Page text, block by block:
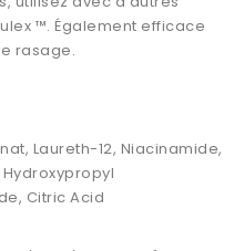
™. Également efficace
rasage.
Laureth-12, Niacinamide,
Citric Acid